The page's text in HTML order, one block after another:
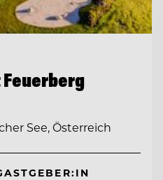
See, Österreich